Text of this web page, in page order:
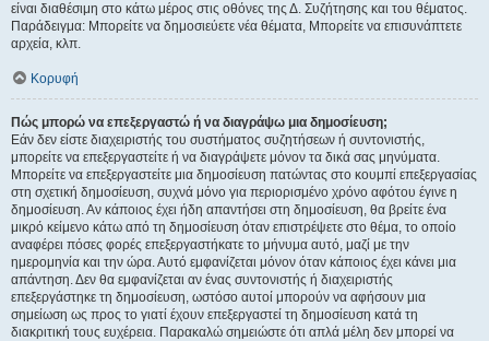
είναι διαθέσιμη στο κάτω μέρος στις οθόνες της Δ. Συζήτησης και του θέματος.
Παράδειγμα: Μπορείτε να δημοσιεύετε νέα θέματα, Μπορείτε να επισυνάπτετε
αρχεία, κλπ.
Κορυφή
Πώς μπορώ να επεξεργαστώ ή να διαγράψω μια δημοσίευση;
Εάν δεν είστε διαχειριστής του συστήματος συζητήσεων ή συντονιστής,
μπορείτε να επεξεργαστείτε ή να διαγράψετε μόνον τα δικά σας μηνύματα.
Μπορείτε να επεξεργαστείτε μια δημοσίευση πατώντας στο κουμπί επεξεργασίας
στη σχετική δημοσίευση, συχνά μόνο για περιορισμένο χρόνο αφότου έγινε η
δημοσίευση. Αν κάποιος έχει ήδη απαντήσει στη δημοσίευση, θα βρείτε ένα
μικρό κείμενο κάτω από τη δημοσίευση όταν επιστρέψετε στο θέμα, το οποίο
αναφέρει πόσες φορές επεξεργαστήκατε το μήνυμα αυτό, μαζί με την
ημερομηνία και την ώρα. Αυτό εμφανίζεται μόνον όταν κάποιος έχει κάνει μια
απάντηση. Δεν θα εμφανίζεται αν ένας συντονιστής ή διαχειριστής
επεξεργάστηκε τη δημοσίευση, ωστόσο αυτοί μπορούν να αφήσουν μια
σημείωση ως προς το γιατί έχουν επεξεργαστεί τη δημοσίευση κατά τη
διακριτική τους ευχέρεια. Παρακαλώ σημειώστε ότι απλά μέλη δεν μπορεί να